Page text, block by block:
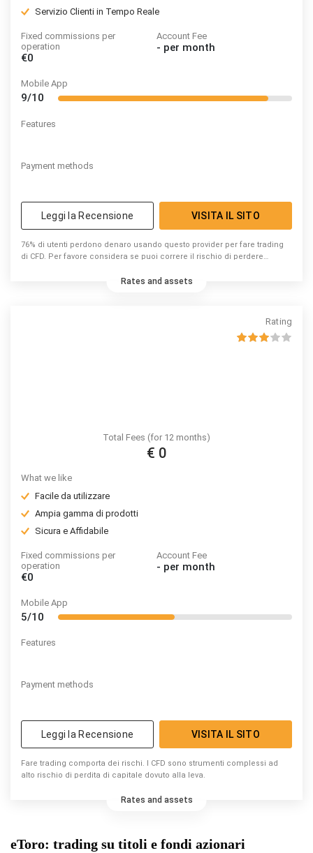
Servizio Clienti in Tempo Reale
Fixed commissions per
operation
€0
Account Fee
- per month
Mobile App
9/10
Features
Payment methods
Leggi la Recensione VISITA IL SITO
76% di utenti perdono denaro usando questo provider per fare trading
di CFD. Per favore considera se puoi correre il rischio di perdere
Rates and assets
Rating
Total Fees (for 12 months)
€ 0
What we like
Facile da utilizzare
Ampia gamma di prodotti
Sicura e Affidabile
Fixed commissions per
operation
€0
Account Fee
- per month
Mobile App
5/10
Features
Payment methods
Leggi la Recensione VISITA IL SITO
Fare trading comporta dei rischi. I CFD sono strumenti complessi ad
alto rischio di perdita di capitale dovuto alla leva.
Rates and assets
eToro: trading su titoli e fondi azionari